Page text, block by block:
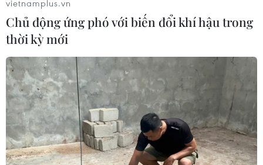
vietnamplus.vn
Chủ động ứng phó với biến đổi khí hậu trong
thời kỳ mới